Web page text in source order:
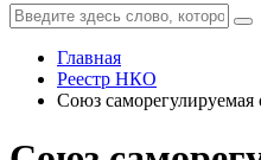
Главная
Реестр НКО
Союз саморегулируемая